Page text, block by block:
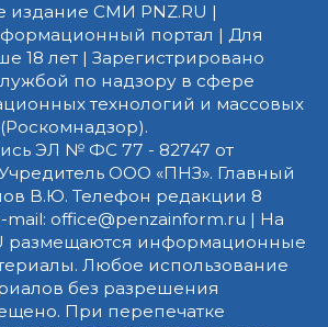
издание СМИ PNZ.RU |
портал | Для
18 лет | Зарегистрировано
по надзору в сфере
технологий и массовых
ЭЛ № ФС 77 - 82747 от
Учредитель ООО «ПНЗ». Главный
В.Ю. Телефон редакции 8
mail: office@penzainform.ru | На
размещаются информационные
Любое использование
без разрешения
При перепечатке